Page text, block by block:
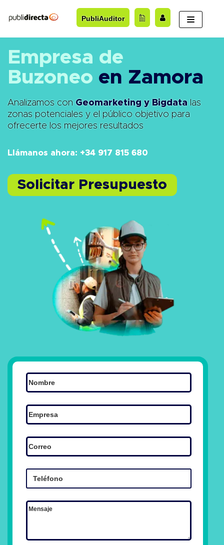
al
PubliAuditor
Empresa de
Buzoneo en Zamora
Analizamos con Geomarketing y Bigdatalas
zonas potenciales y el público objetivo para
ofrecerte los mejores resultados
Llámanos ahora: +34 917 815 680
Solicitar Presupuesto